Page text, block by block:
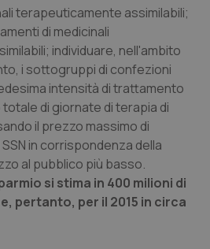
terapeuticamente assimilabili;
di medicinali
individuare, nell'ambito
i sottogruppi di confezioni
intensità di trattamento
di giornate di terapia di
il prezzo massimo di
in corrispondenza della
al pubblico più basso.
si stima in 400 milioni di
pertanto, per il 2015 in circa
Statistici Marketing
a rendere fruibile il
funzionalità di base quali la
e l'accesso alle aree
sito web non è in grado di
senza questi cookie.
Fornitore/Dominio
YouTube
.youtube.com